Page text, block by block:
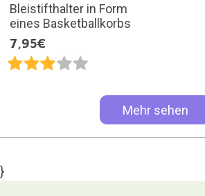
Bleistifthalter in Form
eines Basketballkorbs
7,95€
Mehr sehen
}